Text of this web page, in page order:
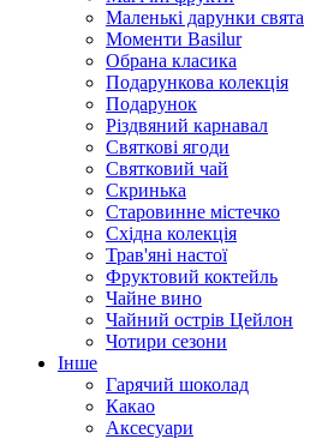
Маленькі дарунки свята
Моменти Basilur
Обрана класика
Подарункова колекція
Подарунок
Різдвяний карнавал
Святкові ягоди
Святковий чай
Скринька
Старовинне містечко
Східна колекція
Трав'яні настої
Фруктовий коктейль
Чайне вино
Чайний острів Цейлон
Чотири сезони
Інше
Гарячий шоколад
Какао
Аксесуари